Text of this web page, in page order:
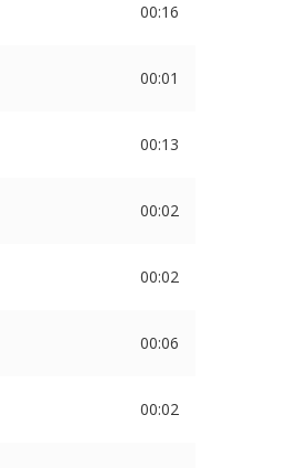
00:16
00:01
00:13
00:02
00:02
00:06
00:02